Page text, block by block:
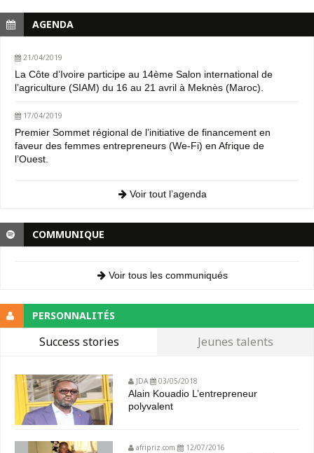
AGENDA
21/04/2019
La Côte d’Ivoire participe au 14ème Salon international de
l’agriculture (SIAM) du 16 au 21 avril à Meknès (Maroc).
17/04/2019
Premier Sommet régional de l’initiative de financement en
faveur des femmes entrepreneurs (We-Fi) en Afrique de
l’Ouest.
Voir tout l’agenda
COMMUNIQUE
Voir tous les communiqués
PERSONNALITÉS
Success stories Jeunes talents
JDA 03/05/2018
Alain Kouadio L’entrepreneur
polyvalent
afripriz.com 12/07/2016